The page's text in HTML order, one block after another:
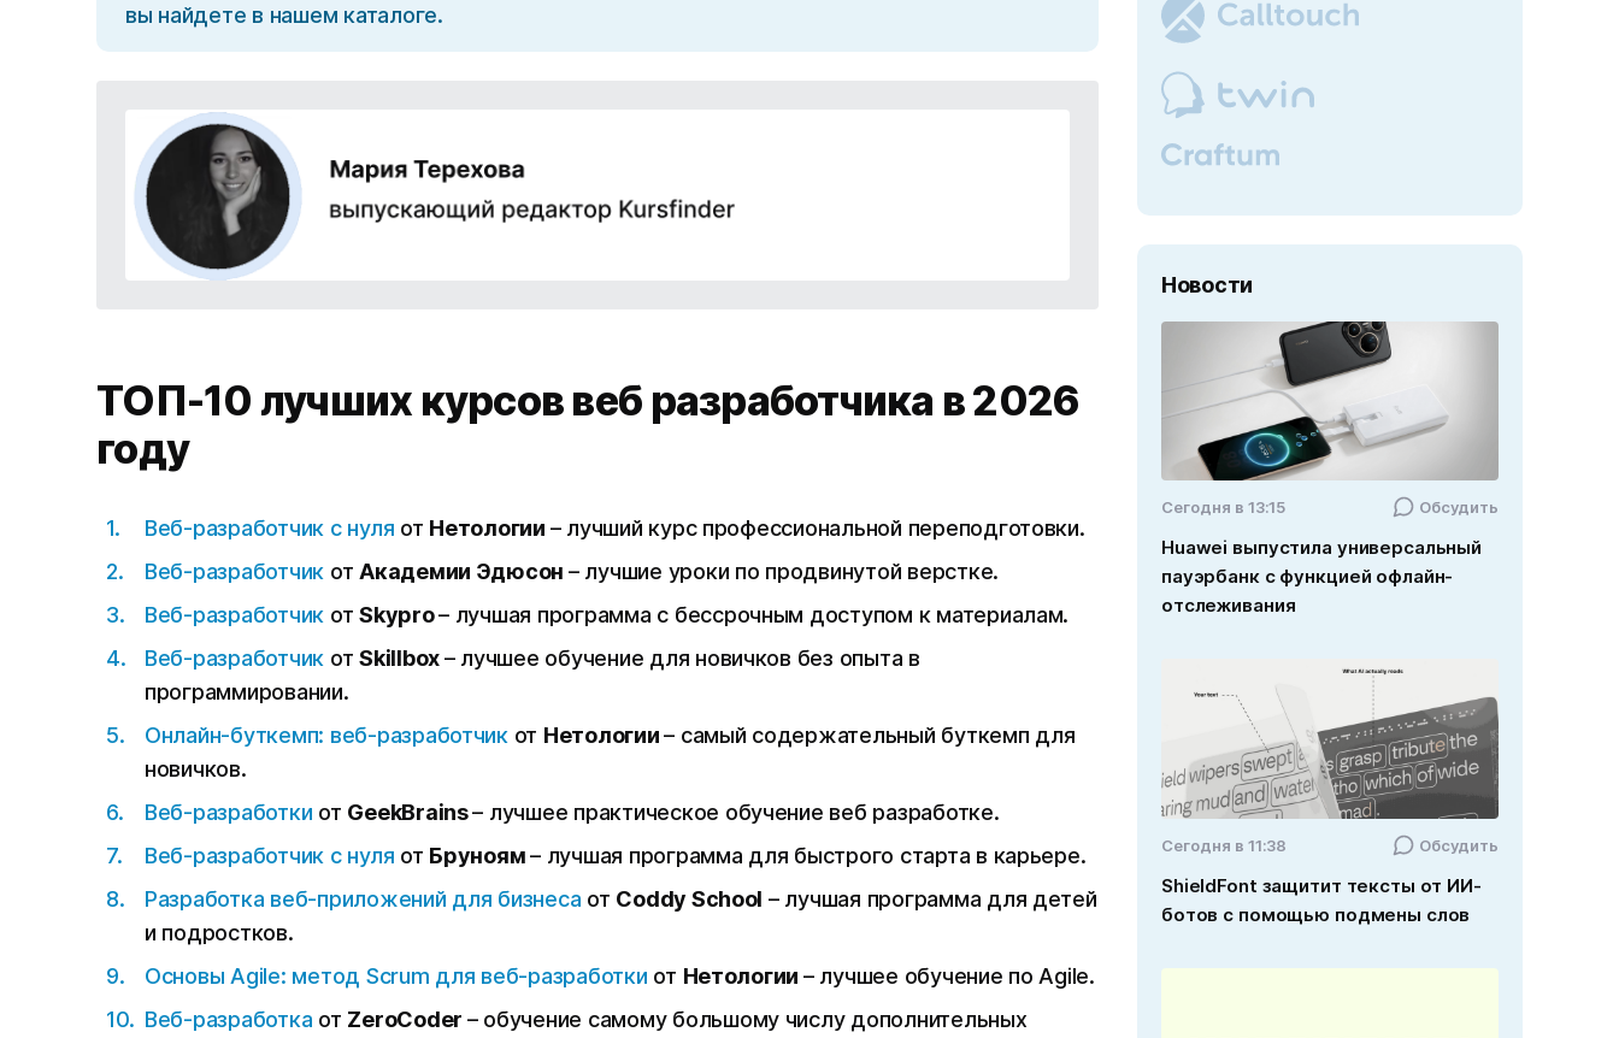
вы найдете в нашем каталоге.
ТОП-10 лучших курсов веб разработчика в 2026
году
Веб-разработчик с нуля от Нетологии – лучший курс профессиональной переподготовки.
Веб-разработчик от Академии Эдюсон – лучшие уроки по продвинутой верстке.
Веб-разработчик отSkypro– лучшая программа с бессрочным доступом к материалам.
Веб-разработчик отSkillbox– лучшее обучение для новичков без опыта в
программировании.
Онлайн-буткемп: веб-разработчикот Нетологии– самый содержательный буткемп для
новичков.
Веб-разработки от GeekBrains– лучшее практическое обучение веб разработке.
Веб-разработчик с нуля от Бруноям– лучшая программа для быстрого старта в карьере.
Разработка веб-приложений для бизнеса от Coddy School – лучшая программа для детей
и подростков.
Основы Agile: метод Scrum для веб-разработки от Нетологии – лучшее обучение по Agile.
Веб-разработка от ZeroCoder – обучение самому большому числу дополнительных
Новости
Cегодня в 13:15 Обсудить
Huawei выпустила универсальный
пауэрбанк с функцией офлайн-
отслеживания
Cегодня в 11:38 Обсудить
ShieldFont защитит тексты от ИИ-
ботов с помощью подмены слов